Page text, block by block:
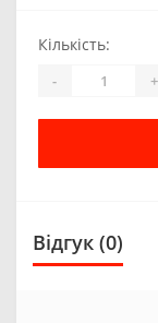
Кількість:
- +
Відгук (0)